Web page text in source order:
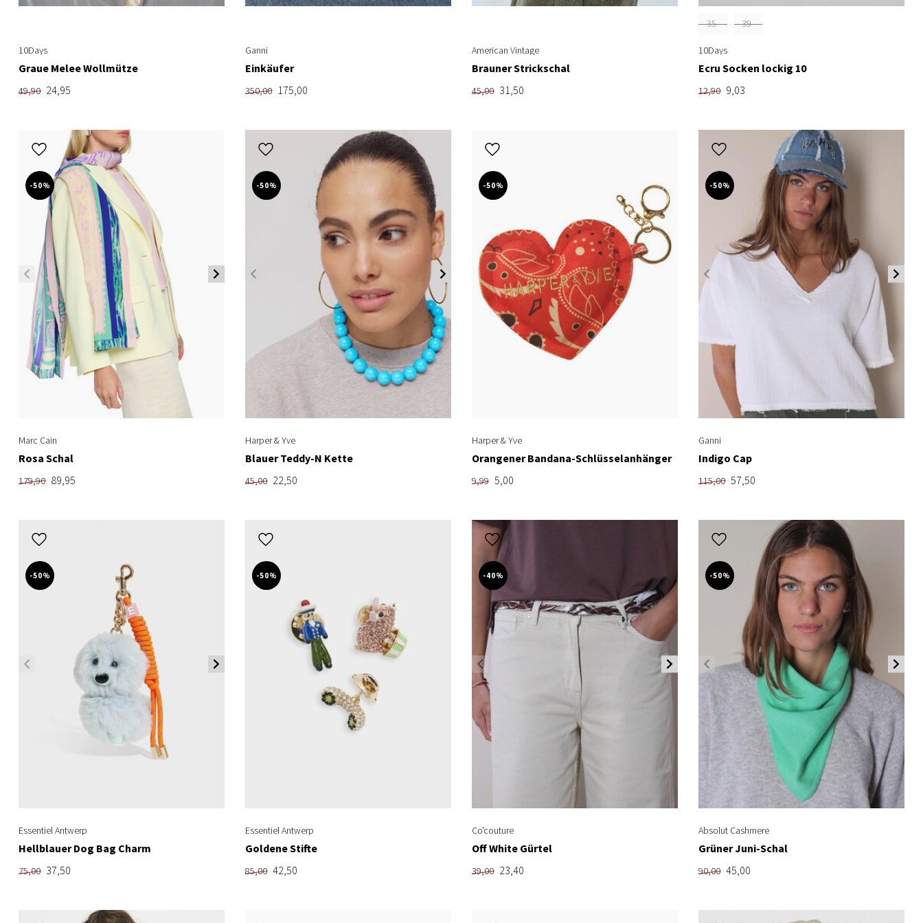
10Days
Graue Melee Wollmütze
49,90 24,95
Ganni
Einkäufer
350,00 175,00
American Vintage
Brauner Strickschal
45,00 31,50
35-
39-
10Days
Ecru Socken lockig 10
12,90 9,03
-50%
Marc Cain
Rosa Schal
179,90 89,95
-50%
Harper & Yve
Blauer Teddy-N Kette
45,00 22,50
-50%
Harper & Yve
Orangener Bandana-Schlüsselanhänger
9,99 5,00
-50%
Ganni
Indigo Cap
115,00 57,50
-50%
Essentiel Antwerp
Hellblauer Dog Bag Charm
75,00 37,50
-50%
Essentiel Antwerp
Goldene Stifte
85,00 42,50
-40%
Co'couture
Off White Gürtel
39,00 23,40
-50%
Absolut Cashmere
Grüner Juni-Schal
90,00 45,00